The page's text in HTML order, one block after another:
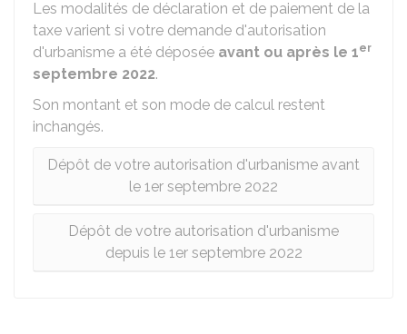
Les modalités de déclaration et de paiement de la
taxe varient si votre demande d'autorisation
d'urbanisme a été déposée avant ou après le 1er
septembre 2022.
Son montant et son mode de calcul restent
inchangés.
Dépôt de votre autorisation d'urbanisme avant
le 1er septembre 2022
Dépôt de votre autorisation d'urbanisme
depuis le 1er septembre 2022